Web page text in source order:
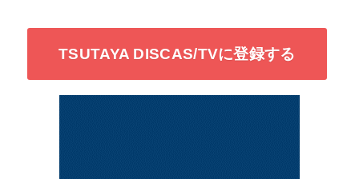
TSUTAYA DISCAS/TVに登録する